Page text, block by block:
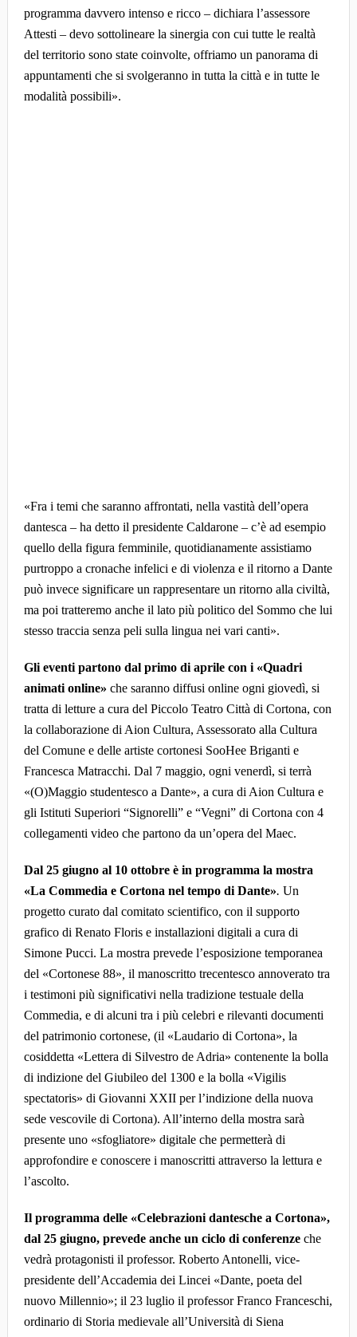
programma davvero intenso e ricco – dichiara l’assessore
Attesti – devo sottolineare la sinergia con cui tutte le realtà
del territorio sono state coinvolte, offriamo un panorama di
appuntamenti che si svolgeranno in tutta la città e in tutte le
modalità possibili».
«Fra i temi che saranno affrontati, nella vastità dell’opera
dantesca – ha detto il presidente Caldarone – c’è ad esempio
quello della figura femminile, quotidianamente assistiamo
purtroppo a cronache infelici e di violenza e il ritorno a Dante
può invece significare un rappresentare un ritorno alla civiltà,
ma poi tratteremo anche il lato più politico del Sommo che lui
stesso traccia senza peli sulla lingua nei vari canti».
Gli eventi partono dal primo di aprile con i «Quadri
animati online» che saranno diffusi online ogni giovedì, si
tratta di letture a cura del Piccolo Teatro Città di Cortona, con
la collaborazione di Aion Cultura, Assessorato alla Cultura
del Comune e delle artiste cortonesi SooHee Briganti e
Francesca Matracchi. Dal 7 maggio, ogni venerdì, si terrà
«(O)Maggio studentesco a Dante», a cura di Aion Cultura e
gli Istituti Superiori “Signorelli” e “Vegni” di Cortona con 4
collegamenti video che partono da un’opera del Maec.
Dal 25 giugno al 10 ottobre è in programma la mostra
«La Commedia e Cortona nel tempo di Dante». Un
progetto curato dal comitato scientifico, con il supporto
grafico di Renato Floris e installazioni digitali a cura di
Simone Pucci. La mostra prevede l’esposizione temporanea
del «Cortonese 88» il manoscritto trecentesco annoverato tra
i testimoni più significativi nella tradizione testuale della
Commedia, e di alcuni tra i più celebri e rilevanti documenti
del patrimonio cortonese, (il «Laudario di Cortona», la
cosiddetta «Lettera di Silvestro de Adria» contenente la bolla
di indizione del Giubileo del 1300 e la bolla «Vigilis
spectatoris» di Giovanni XXIIper l’indizione della nuova
sede vescovile di Cortona). All’interno della mostra sarà
presente uno «sfogliatore» digitale che permetterà di
approfondire e conoscere i manoscritti attraverso la lettura e
l’ascolto.
Il programma delle «Celebrazioni dantesche a Cortona»,
dal 25 giugno, prevede anche un ciclo di conferenzeche
vedrà protagonisti il professor. Roberto Antonelli, vice-
presidente dell’Accademia dei Lincei «Dante, poeta del
nuovo Millennio»; il 23 luglio il professorFranco Franceschi,
ordinario di Storia medievale all’Università di Siena